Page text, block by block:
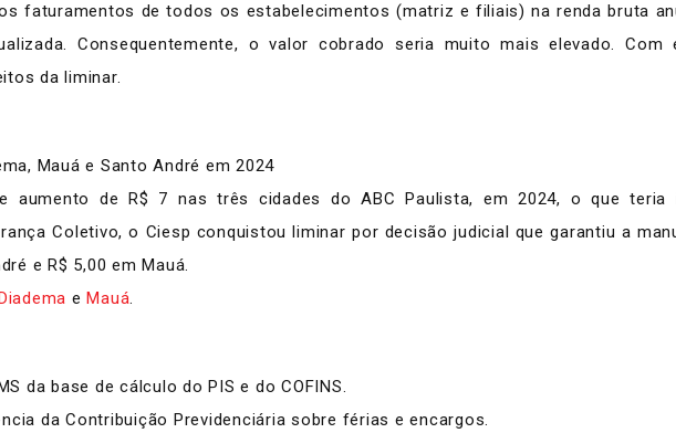
faturamentos de todos os estabelecimentos (matriz e filiais) na renda bruta
Consequentemente, o valor cobrado seria muito mais elevado. Com
da liminar.
Mauá e Santo André em 2024
aumento de R$ 7 nas três cidades do ABC Paulista, em 2024, o que teria
Coletivo, o Ciesp conquistou liminar por decisão judicial que garantiu a
e R$ 5,00 em Mauá.
eMauá.
da base de cálculo do PIS e do COFINS.
da Contribuição Previdenciária sobre férias e encargos.